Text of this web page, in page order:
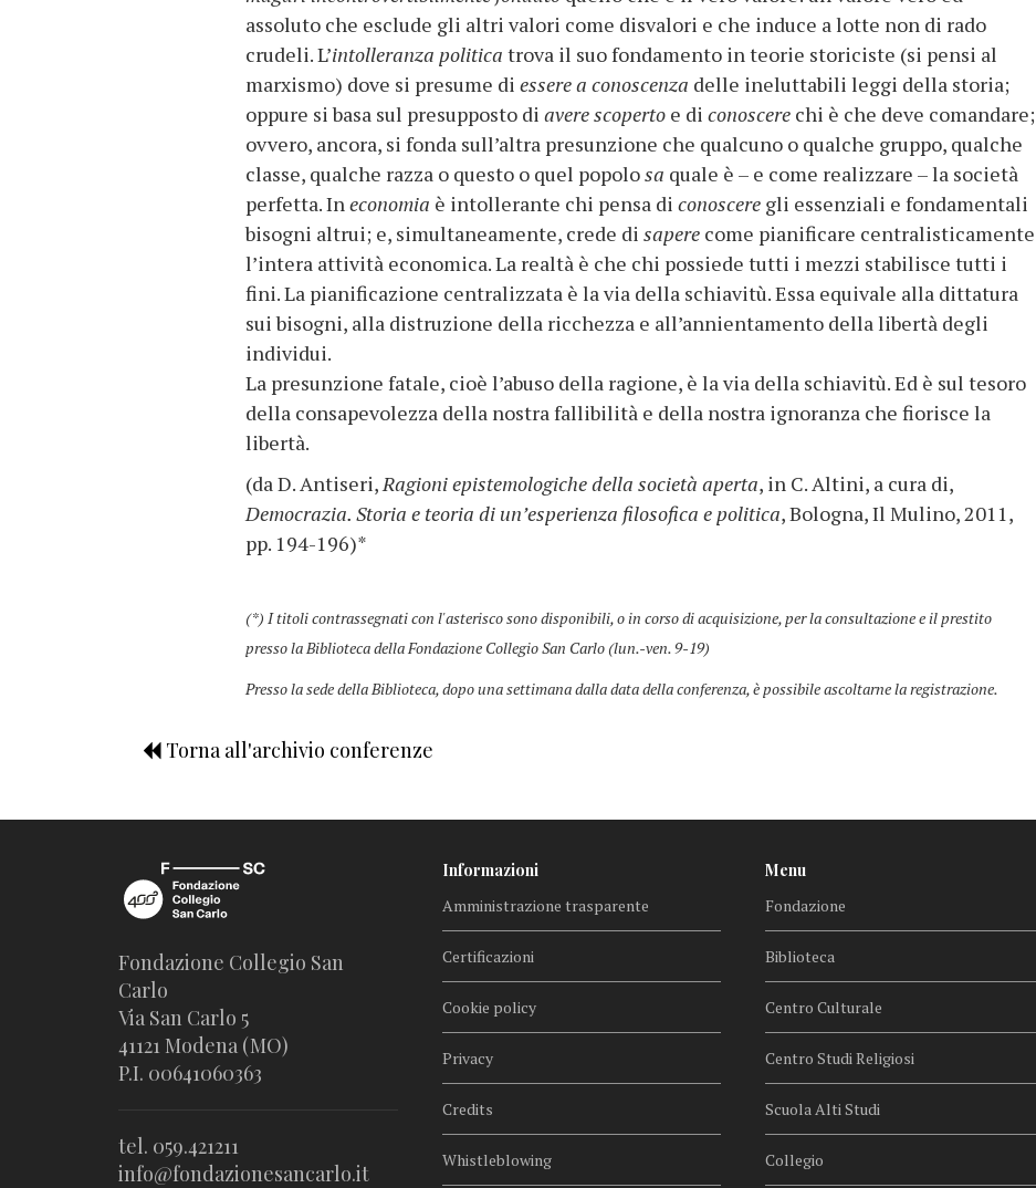
assoluto che esclude gli altri valori come disvalori e che induce a lotte non di rado
crudeli. L’intolleranza politica trova il suo fondamento in teorie storiciste (si pensi al
marxismo) dove si presume di essere a conoscenza delle ineluttabili leggi della storia;
oppure si basa sul presupposto di avere scoperto e di conoscere chi è che deve comandare;
ovvero, ancora, si fonda sull’altra presunzione che qualcuno o qualche gruppo, qualche
classe, qualche razza o questo o quel popolosa quale è – e come realizzare – la società
perfetta. Ineconomia è intollerante chi pensa di conoscere gli essenziali e fondamentali
bisogni altrui; e, simultaneamente, crede di sapere come pianificare centralisticamente
l’intera attività economica. La realtà è che chi possiede tutti i mezzi stabilisce tutti i
fini. La pianificazione centralizzata è la via della schiavitù. Essa equivale alla dittatura
sui bisogni, alla distruzione della ricchezza e all’annientamento della libertà degli
individui.
La presunzione fatale, cioè l’abuso della ragione, è la via della schiavitù. Ed è sul tesoro
della consapevolezza della nostra fallibilità e della nostra ignoranza che fiorisce la
libertà.
(da D. Antiseri,Ragioni epistemologiche della società aperta, in C. Altini, a cura di,
Democrazia. Storia e teoria di un’esperienza filosofica e politica, Bologna, Il Mulino, 2011,
pp. 194-196)*
(*) I titoli contrassegnati con l'asterisco sono disponibili, o in corso di acquisizione, per la consultazione e il prestito
presso la Biblioteca della Fondazione Collegio San Carlo (lun.-ven. 9-19)
Presso la sede della Biblioteca, dopo una settimana dalla data della conferenza, è possibile ascoltarne la registrazione.
Torna all'archivio conferenze
Fondazione Collegio San
Carlo
Via San Carlo 5
41121 Modena (MO)
P.I. 00641060363
tel. 059.421211
info@fondazionesancarlo.it
Informazioni
Amministrazione trasparente
Certificazioni
Cookie policy
Privacy
Credits
Whistleblowing
Menu
Fondazione
Biblioteca
Centro Culturale
Centro Studi Religiosi
Scuola Alti Studi
Collegio